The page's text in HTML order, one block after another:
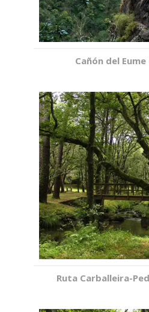
Cañón del
Ruta Carballeira-